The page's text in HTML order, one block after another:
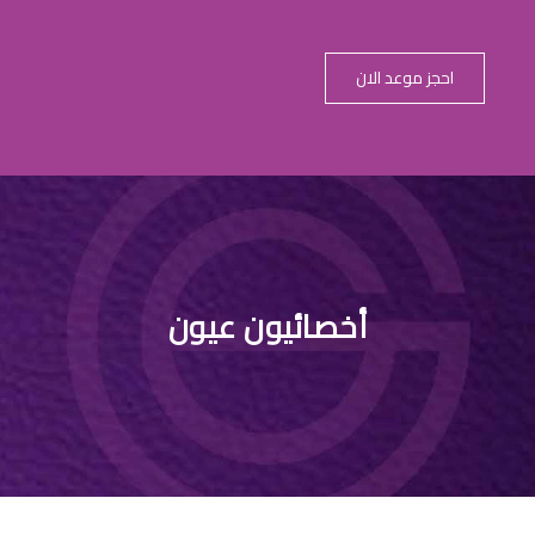
احجز موعد الان
العينأخصائيون عيون